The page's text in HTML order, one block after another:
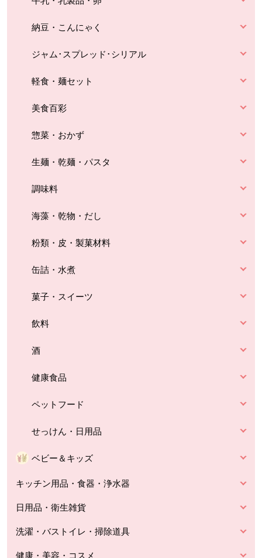
納豆・こんにゃく
ジャム･スプレッド･シリアル
軽食・麺セット
美食百彩
惣菜・おかず
生麺・乾麺・パスタ
調味料
海藻・乾物・だし
粉類・皮・製菓材料
缶詰・水煮
菓子・スイーツ
飲料
酒
健康食品
ペットフード
せっけん・日用品
ベビー＆キッズ
キッチン用品・食器・浄水器
日用品・衛生雑貨
洗濯・バストイレ・掃除道具
健康・美容・コスメ